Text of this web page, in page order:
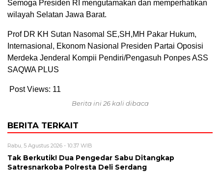
Semoga Presiden RI mengutamakan dan memperhatikan
wilayah Selatan Jawa Barat.
Prof DR KH Sutan Nasomal SE,SH,MH Pakar Hukum,
Internasional, Ekonom Nasional Presiden Partai Oposisi
Merdeka Jenderal Kompii Pendiri/Pengasuh Ponpes ASS
SAQWA PLUS
Post Views: 11
Berita ini 26 kali dibaca
BERITA TERKAIT
Rabu, 5 Agustus 2026 - 10:37 WIB
Tak Berkutik! Dua Pengedar Sabu Ditangkap
Satresnarkoba Polresta Deli Serdang